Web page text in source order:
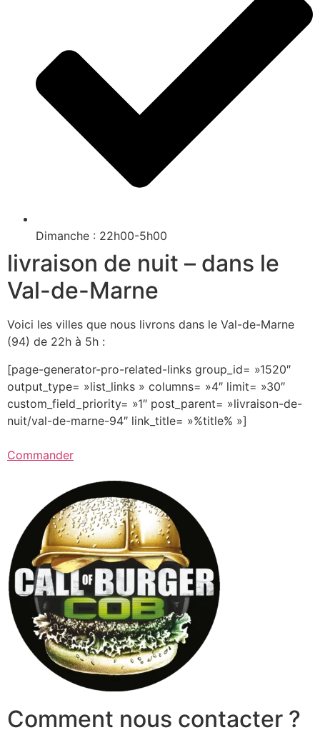
Dimanche : 22h00-5h00
livraison de nuit – dans le
Val-de-Marne
Voici les villes que nous livrons dans le Val-de-Marne
(94) de 22h à 5h :
[page-generator-pro-related-links group_id= »1520″
output_type= »list_links » columns= »4″ limit= »30″
custom_field_priority= »1″ post_parent= »livraison-de-
nuit/val-de-marne-94″ link_title= »%title% »]
Commander
Comment nous contacter ?